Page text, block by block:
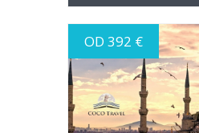
OD 392 €
INFO